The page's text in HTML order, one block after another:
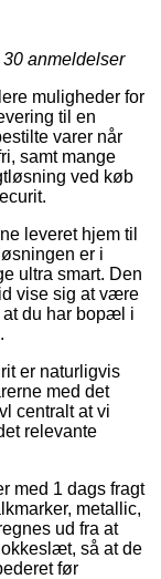
30 anmeldelser
muligheder for
til en
varer når
samt mange
ved køb
leveret hjem til
er i
ultra smart. Den
vise sig at være
du har bopæl i
er naturligvis
med det
centralt at vi
relevante
med 1 dags fragt
metallic,
ud fra at
så at de
før